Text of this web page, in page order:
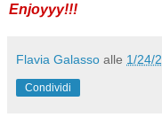
Enjoyyy!!!
Flavia Galasso alle 1/24/
Condividi